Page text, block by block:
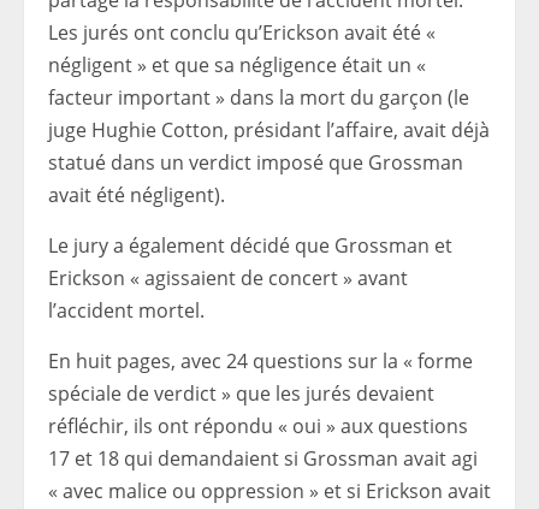
Les jurés ont conclu qu’Erickson avait été «
négligent » et que sa négligence était un «
facteur important » dans la mort du garçon (le
juge Hughie Cotton, présidant l’affaire, avait déjà
statué dans un verdict imposé que Grossman
avait été négligent).
Le jury a également décidé que Grossman et
Erickson « agissaient de concert » avant
l’accident mortel.
En huit pages, avec 24 questions sur la « forme
spéciale de verdict » que les jurés devaient
réfléchir, ils ont répondu « oui » aux questions
17 et 18 qui demandaient si Grossman avait agi
« avec malice ou oppression » et si Erickson avait